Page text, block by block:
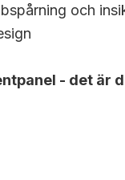
och
- det är